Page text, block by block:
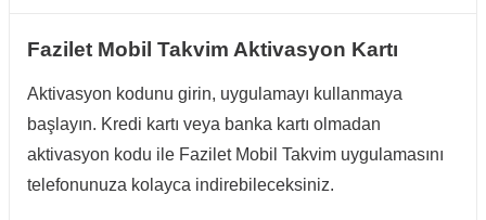
Fazilet Mobil Takvim Aktivasyon Kartı
Aktivasyon kodunu girin, uygulamayı kullanmaya
başlayın. Kredi kartı veya banka kartı olmadan
aktivasyon kodu ile Fazilet Mobil Takvim uygulamasını
telefonunuza kolayca indirebileceksiniz.